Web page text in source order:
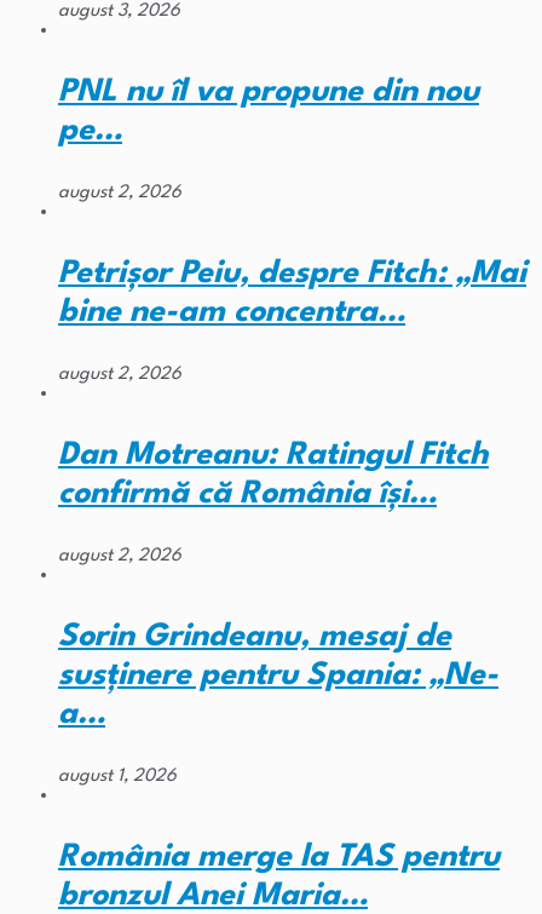
august 3, 2026
PNL nu îl va propune din nou
pe…
august 2, 2026
Petrișor Peiu, despre Fitch: „Mai
bine ne-am concentra…
august 2, 2026
Dan Motreanu: Ratingul Fitch
confirmă că România își…
august 2, 2026
Sorin Grindeanu, mesaj de
susținere pentru Spania: „Ne-
a…
august 1, 2026
România merge la TAS pentru
bronzul Anei Maria…